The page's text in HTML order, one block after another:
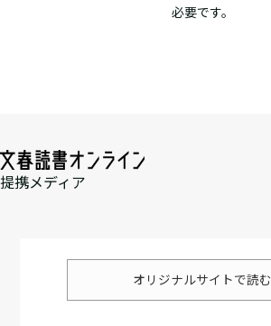
必要です。
提携メディア
オリジナルサイトで読む